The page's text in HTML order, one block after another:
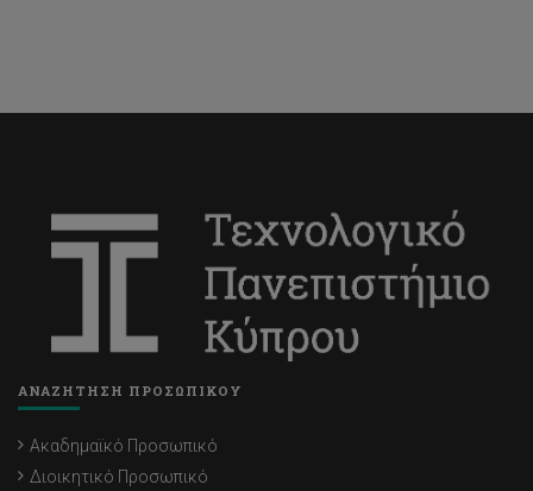
ΑΝΑΖΗΤΗΣΗ ΠΡΟΣΩΠΙΚΟΥ
Ακαδημαϊκό Προσωπικό
Διοικητικό Προσωπικό